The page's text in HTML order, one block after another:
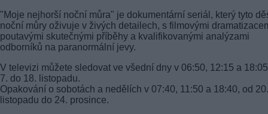
"Moje nejhorší noční můra" je dokumentární seriál, který tyto
noční můry oživuje v živých detailech, s filmovými
poutavými skutečnými příběhy a kvalifikovanými analýzami
odborníků na paranormální jevy.
V televizi můžete sledovat ve všední dny v 06:50, 12:15 a
7. do 18. listopadu.
Opakování o sobotách a nedělích v 07:40, 11:50 a 18:40, od 20.
listopadu do 24. prosince.